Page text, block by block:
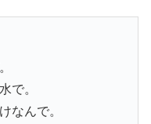
で。
なんで。